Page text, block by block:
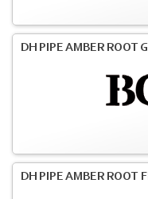
DH PIPE AMBER ROOT
DH PIPE AMBER ROOT